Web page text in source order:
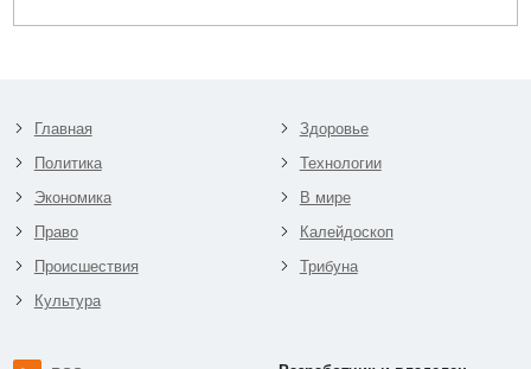
Главная
Политика
Экономика
Право
Происшествия
Культура
Здоровье
Технологии
В мире
Калейдоскоп
Трибуна